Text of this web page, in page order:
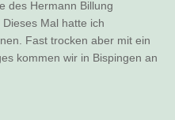
des Hermann Billung
Mal hatte ich
Fast trocken aber mit ein
kommen wir in Bispingen an